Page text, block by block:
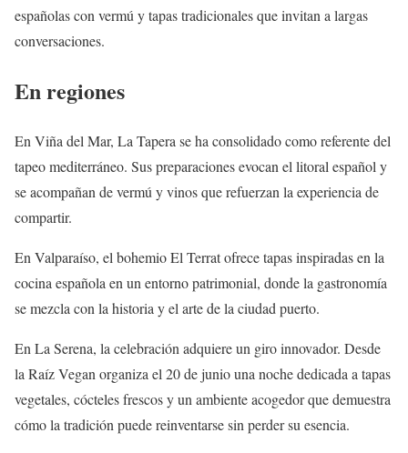
españolas con vermú y tapas tradicionales que invitan a largas
conversaciones.
En regiones
En Viña del Mar, La Tapera se ha consolidado como referente del
tapeo mediterráneo. Sus preparaciones evocan el litoral español y
se acompañan de vermú y vinos que refuerzan la experiencia de
compartir.
En Valparaíso, el bohemio El Terrat ofrece tapas inspiradas en la
cocina española en un entorno patrimonial, donde la gastronomía
se mezcla con la historia y el arte de la ciudad puerto.
En La Serena, la celebración adquiere un giro innovador. Desde
la Raíz Vegan organiza el 20 de junio una noche dedicada a tapas
vegetales, cócteles frescos y un ambiente acogedor que demuestra
cómo la tradición puede reinventarse sin perder su esencia.